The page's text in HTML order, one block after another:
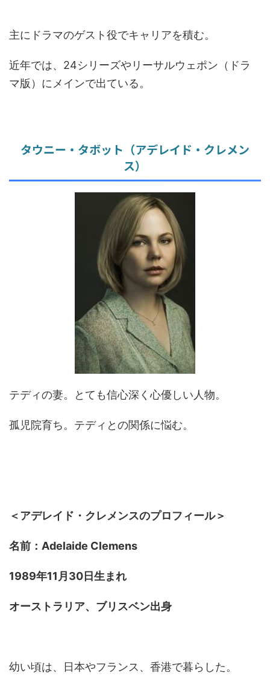
主にドラマのゲスト役でキャリアを積む。
近年では、24シリーズやリーサルウェポン（ドラ
マ版）にメインで出ている。
タウニー・タボット（アデレイド・クレメン
ス）
テディの妻。とても信心深く心優しい人物。
孤児院育ち。テディとの関係に悩む。
＜アデレイド・クレメンスのプロフィール＞
名前：Adelaide Clemens
1989年11月30日生まれ
オーストラリア、ブリスベン出身
幼い頃は、日本やフランス、香港で暮らした。